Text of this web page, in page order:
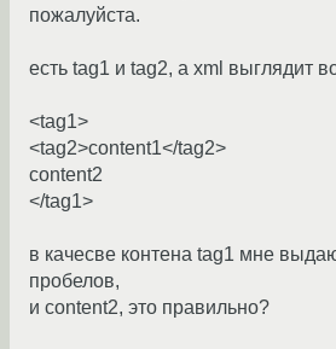
пожалуйста.
есть tag1 и tag2, а xml выглядит
<tag1>
<tag2>content1</tag2>
content2
</tag1>
в качесве контена tag1 мне
пробелов,
и content2, это правильно?